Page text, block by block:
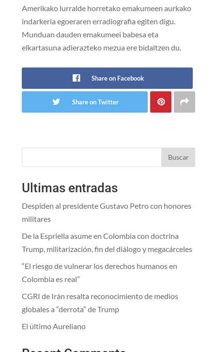
Amerikako lurralde horretako emakumeen aurkako
indarkeria egoeraren erradiografia egiten digu.
Munduan dauden emakumeei babesa eta
elkartasuna adierazteko mezua ere bidaltzen du.
Share on Facebook
Share on Twitter
Buscar
Ultimas entradas
Despiden al presidente Gustavo Petro con honores
militares
De la Espriella asume en Colombia con doctrina
Trump, militarización, fin del diálogo y megacárceles
“El riesgo de vulnerar los derechos humanos en
Colombia es real”
CGRI de Irán resalta reconocimiento de medios
globales a “derrota” de Trump
El último Aureliano